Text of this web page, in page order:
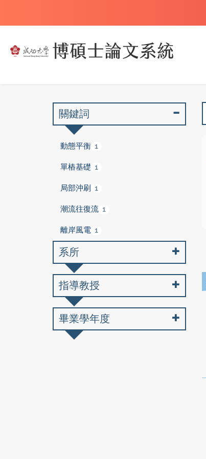
關鍵詞
動態平衡 1
單樁基礎 1
局部沖刷 1
潮流往復流 1
離岸風電 1
系所
指導教授
畢業學年度